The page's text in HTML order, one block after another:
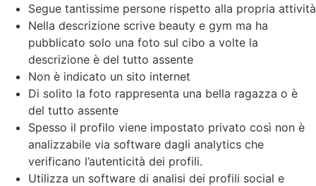
Segue tantissime persone rispetto alla propria attività
Nella descrizione scrive beauty e gym ma ha
pubblicato solo una foto sul cibo a volte la
descrizione è del tutto assente
Non è indicato un sito internet
Di solito la foto rappresenta una bella ragazza o è
del tutto assente
Spesso il profilo viene impostato privato così non è
analizzabile via software dagli analytics che
verificano l’autenticità dei profili.
Utilizza un software di analisi dei profili social e